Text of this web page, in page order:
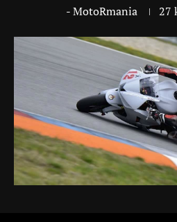
-MotoRmania 27